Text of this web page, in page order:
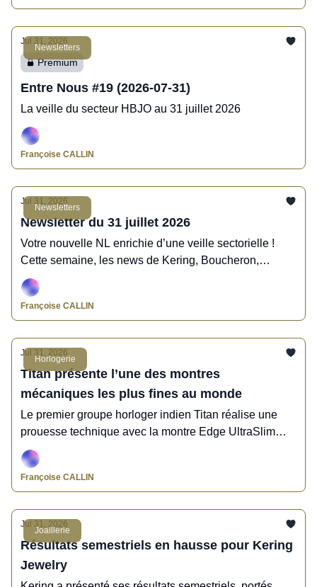
Newsletters
Jul 31, 2026
Premium
Entre Nous #19 (2026-07-31)
La veille du secteur HBJO au 31 juillet 2026
Françoise CALLIN
Newsletters
Jul 31, 2026
Newsletter du 31 juillet 2026
Votre nouvelle NL enrichie d’une veille sectorielle !
Cette semaine, les news de Kering, Boucheron,
Catawiki, Fullord, Gemmyo, LoveLab, Titan, Jaeger-
LeCoultre, Francéclat, Harricana, Morganne Bello,
Mysteryjoy, Van Den Abeele, Madridjoya.
Françoise CALLIN
Horlogerie
Jul 31, 2026
Titan présente l’une des montres
mécaniques les plus fines au monde
Le premier groupe horloger indien Titan réalise une
prouesse technique avec la montre Edge UltraSlim
Mechanical et la présente au Grand Prix d'Horlogerie
de Genève 2026.
Françoise CALLIN
Joaillerie
Jul 31, 2026
Résultats semestriels en hausse pour Kering
Jewelry